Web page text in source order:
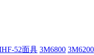
52面具 3M6800 3M6200